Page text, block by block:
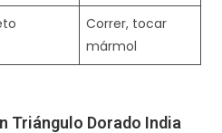
Correr, tocar
mármol
Triángulo Dorado India